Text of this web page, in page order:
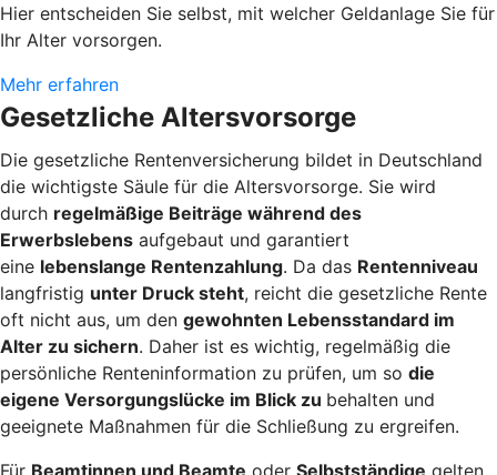
Hier entscheiden Sie selbst, mit welcher Geldanlage Sie für
Ihr Alter vorsorgen.
Mehr erfahren
Gesetzliche Altersvorsorge
Die gesetzliche Rentenversicherung bildet in Deutschland
die wichtigste Säule für die Altersvorsorge. Sie wird
durch regelmäßige Beiträge während des
Erwerbslebens aufgebaut und garantiert
eine lebenslange Rentenzahlung. Da das Rentenniveau
langfristig unter Druck steht, reicht die gesetzliche Rente
oft nicht aus, um den gewohnten Lebensstandard im
Alter zu sichern. Daher ist es wichtig, regelmäßig die
persönliche Renteninformation zu prüfen, um so die
eigene Versorgungslücke im Blick zu behalten und
geeignete Maßnahmen für die Schließung zu ergreifen.
Für Beamtinnen und Beamte oder Selbstständige gelten